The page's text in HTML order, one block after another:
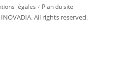
légales Plan du site
All rights reserved.